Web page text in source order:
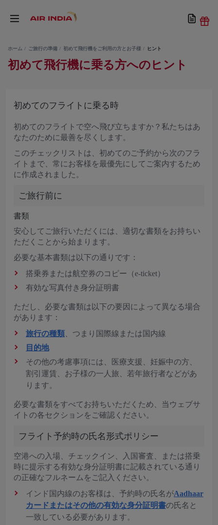
ホーム ご旅行の準備 初めて飛行機をご利用の方とお子様 ヒント
初めて飛行機に乗る方へのヒント
初めてのフライトに乗る時
初めてのフライトで空へ飛び立ちますか？私たちはあ
なたのために最善を尽くします。
このチェックリストは、初めてのご予約から次のフラ
イトまで、常にお客様を最優先にしてご案内するため
に作成されました。
ご旅行前に
書類
安心してご旅行いただくには、適切な書類をお持ちい
ただくことから始まります。
必要な基本書類は以下の通りです：
搭乗券または航空券のコピー（e-ticket）
有効な写真付き身分証明書
ただし、必要な書類は以下の要因によって異なる場合
があります：
旅行の種類 、つまり国際線または国内線
目的地
その他の考慮事項には、医療支援、妊娠中の方、
割引運賃、お子様の一人旅、若年旅行者などがあ
ります。
必要な書類をすべてお持ちいただくため、当ウェブサ
イトの各セクションをご確認ください。
フライト予約時の氏名形式ポリシー
空港への入場、チェックイン、入国審査、または搭乗
時に提示する有効な身分証明書に記載されている通り
の正確なフルネームをご記入ください。
インド国内線のお客様は、予約時の氏名がAadhaar
カードまたはその他の有効な身分証明書の氏名と
一致している必要があります。